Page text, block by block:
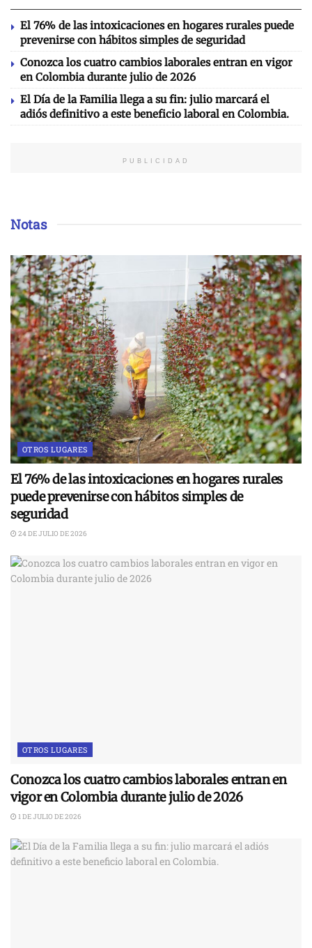
El 76% de las intoxicaciones en hogares rurales puede
prevenirse con hábitos simples de seguridad
Conozca los cuatro cambios laborales entran en vigor
en Colombia durante julio de 2026
El Día de la Familia llega a su fin: julio marcará el
adiós definitivo a este beneficio laboral en Colombia.
PUBLICIDAD
Notas
OTROS LUGARES
El 76% de las intoxicaciones en hogares rurales
puede prevenirse con hábitos simples de
seguridad
24 DE JULIO DE 2026
OTROS LUGARES
Conozca los cuatro cambios laborales entran en
vigor en Colombia durante julio de 2026
1 DE JULIO DE 2026